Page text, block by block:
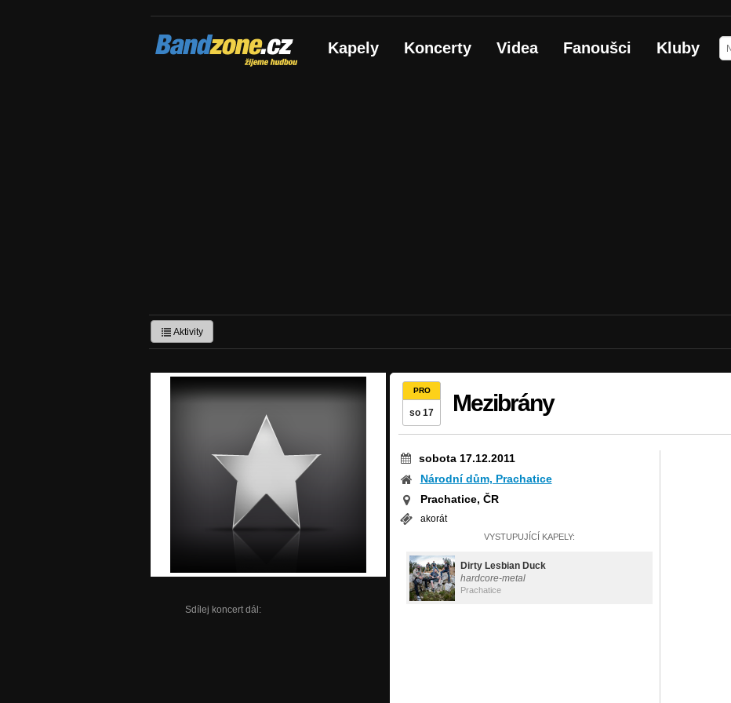
Bandzone.cz
žijeme hudbou Kapely Koncerty Videa Fanoušci Kluby
Aktivity
Sdílej koncert dál:
PRO
so 17 Mezibrány
sobota 17.12.2011
Národní dům, Prachatice
Prachatice, ČR
akorát
VYSTUPUJÍCÍ KAPELY:
Dirty Lesbian Duck
hardcore-metal
Prachatice